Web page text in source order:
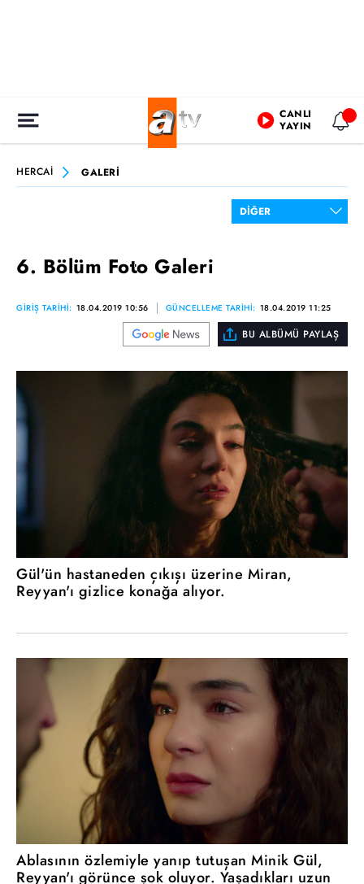
CANLI
YAYIN
HERCAİ GALERİ
6. Bölüm Foto Galeri
GİRİŞ TARİHİ: 18.04.2019 10:56 GÜNCELLEME TARİHİ: 18.04.2019 11:25
BU ALBÜMÜ PAYLAŞ
Gül'ün hastaneden çıkışı üzerine Miran,
Reyyan'ı gizlice konağa alıyor.
Ablasının özlemiyle yanıp tutuşan Minik Gül,
Reyyan'ı görünce şok oluyor. Yaşadıkları uzun